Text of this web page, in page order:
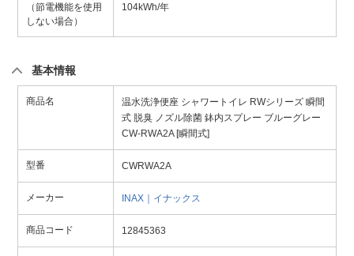
（節電機能を使用
しない場合）
104kWh/年
基本情報
商品名
温水洗浄便座 シャワートイレ RWシリーズ 瞬間
式 脱臭 ノズル除菌 鉢内スプレー ブルーグレー
CW-RWA2A [瞬間式]
型番 CWRWA2A
メーカー INAX｜イナックス
商品コード 12845363